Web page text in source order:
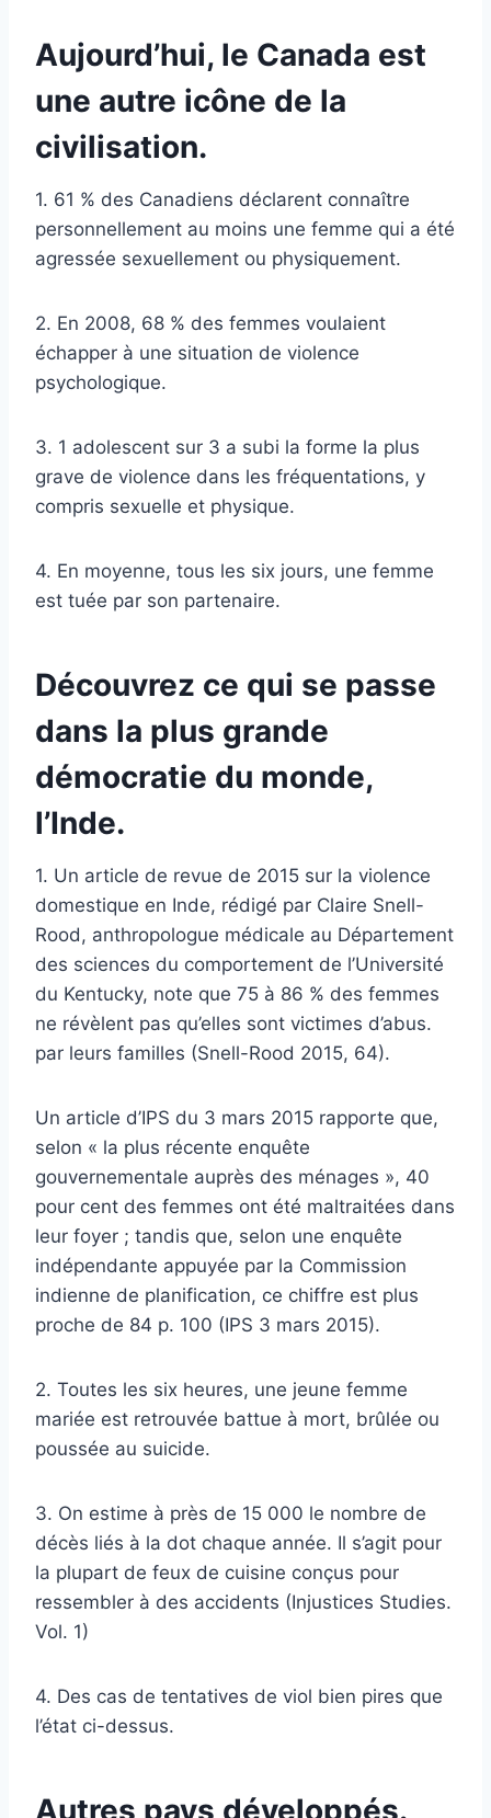
Aujourd’hui, le Canada est
une autre icône de la
civilisation.
1. 61 % des Canadiens déclarent connaître
personnellement au moins une femme qui a été
agressée sexuellement ou physiquement.
2. En 2008, 68 % des femmes voulaient
échapper à une situation de violence
psychologique.
3. 1 adolescent sur 3 a subi la forme la plus
grave de violence dans les fréquentations, y
compris sexuelle et physique.
4. En moyenne, tous les six jours, une femme
est tuée par son partenaire.
Découvrez ce qui se passe
dans la plus grande
démocratie du monde,
l’Inde.
1. Un article de revue de 2015 sur la violence
domestique en Inde, rédigé par Claire Snell-
Rood, anthropologue médicale au Département
des sciences du comportement de l’Université
du Kentucky, note que 75 à 86 % des femmes
ne révèlent pas qu’elles sont victimes d’abus.
par leurs familles (Snell-Rood 2015, 64).
Un article d’IPS du 3 mars 2015 rapporte que,
selon « la plus récente enquête
gouvernementale auprès des ménages », 40
pour cent des femmes ont été maltraitées dans
leur foyer ; tandis que, selon une enquête
indépendante appuyée par la Commission
indienne de planification, ce chiffre est plus
proche de 84 p. 100 (IPS 3 mars 2015).
2. Toutes les six heures, une jeune femme
mariée est retrouvée battue à mort, brûlée ou
poussée au suicide.
3. On estime à près de 15 000 le nombre de
décès liés à la dot chaque année. Il s’agit pour
la plupart de feux de cuisine conçus pour
ressembler à des accidents (Injustices Studies.
Vol. 1)
4. Des cas de tentatives de viol bien pires que
l’état ci-dessus.
Autres pays développés.